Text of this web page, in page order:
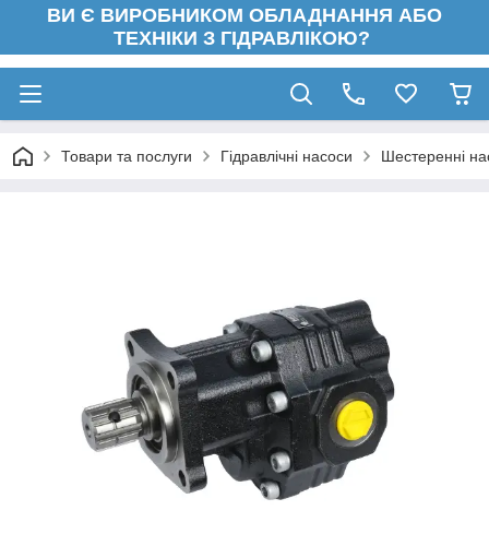
ВИ Є ВИРОБНИКОМ ОБЛАДНАННЯ АБО
ТЕХНІКИ З ГІДРАВЛІКОЮ?
Товари та послуги Гідравлічні насоси Шестеренні